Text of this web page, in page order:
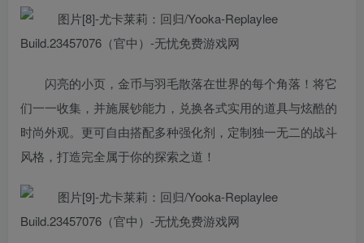
闪亮的小页，金币与羽毛散落在世界的每个角落！将它
们一一收集，并施展钞能力，兑换各式实用的道具与炫酷的
时尚外观。更可自由搭配多种强化剂，定制独一无二的战斗
风格，打造完全属于你的探索之道！